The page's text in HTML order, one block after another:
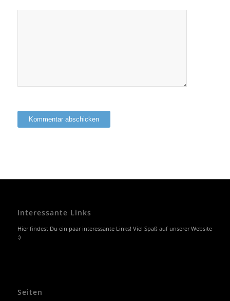
Interessante Links
Hier findest Du ein paar interessante Links! Viel Spaß auf unserer Website
:)
Seiten